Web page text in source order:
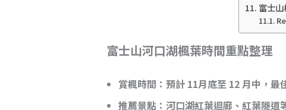
富士
富士山河口湖楓葉時間重點整理
賞楓時間 ：預計 11月底至 12 月中， 最
推薦景點 ：河口湖紅葉迴廊、紅葉隧道